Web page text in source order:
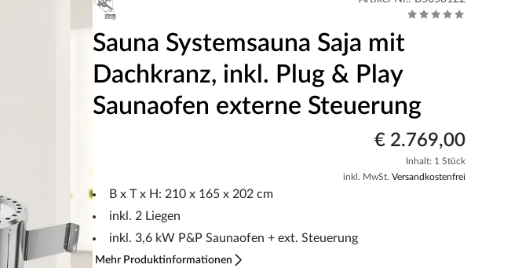
Sauna Systemsauna Saja mit
Dachkranz, inkl. Plug & Play
Saunaofen externe Steuerung
€ 2.769,00
Inhalt: 1 Stück
inkl. MwSt. Versandkostenfrei
B x T x H: 210 x 165 x 202 cm
inkl. 2 Liegen
inkl. 3,6 kW P&P Saunaofen + ext. Steuerung
Mehr Produktinformationen